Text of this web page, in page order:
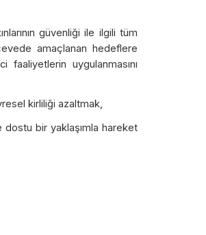
güvenliği ile ilgili tüm
amaçlanan hedeflere
uygulanmasını
kirliliği azaltmak,
dostu bir yaklaşımla hareket